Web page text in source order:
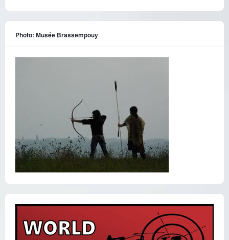
Photo: Musée Brassempouy